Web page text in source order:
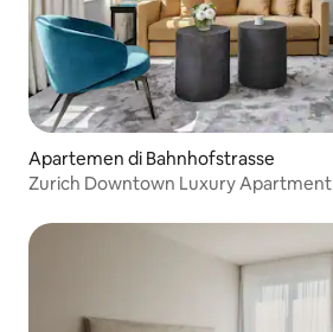
Apartemen di Bahnhofstrasse
Zurich Downtown Luxury Apartment